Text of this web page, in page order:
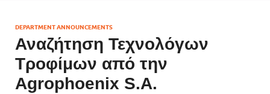
DEPARTMENT ANNOUNCEMENTS
Αναζήτηση Τεχνολόγων
Τροφίμων από την
Agrophoenix S.A.